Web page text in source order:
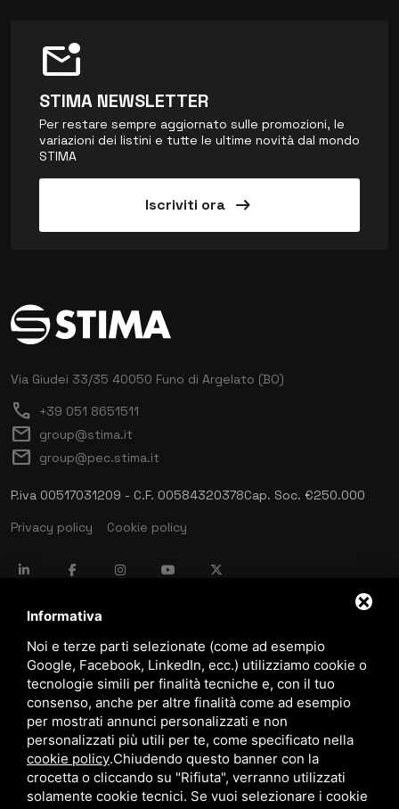
mark_email_unread
STIMA NEWSLETTER
Per restare sempre aggiornato sulle promozioni, le
variazioni dei listini e tutte le ultime novità dal mondo
STIMA
Iscriviti ora arrow_right_alt
Via Giudei 33/35 40050 Funo di Argelato (BO)
call +39 051 8651511
mail group@stima.it
mail group@pec.stima.it
P.iva 00517031209 - C.F. 00584320378Cap. Soc. €250.000
Privacy policy
Cookie policy
language ITALIANO
download Catalogo Stima
download Politica qualità e sicurezza
Informativa
Noi e terze parti selezionate (come ad esempio
Google, Facebook, LinkedIn, ecc.) utilizziamo cookie o
tecnologie simili per finalità tecniche e, con il tuo
consenso, anche per altre finalità come ad esempio
per mostrati annunci personalizzati e non
personalizzati più utili per te, come specificato nella
cookie policy.Chiudendo questo banner con la
crocetta o cliccando su "Rifiuta", verranno utilizzati
solamente cookie tecnici. Se vuoi selezionare i cookie